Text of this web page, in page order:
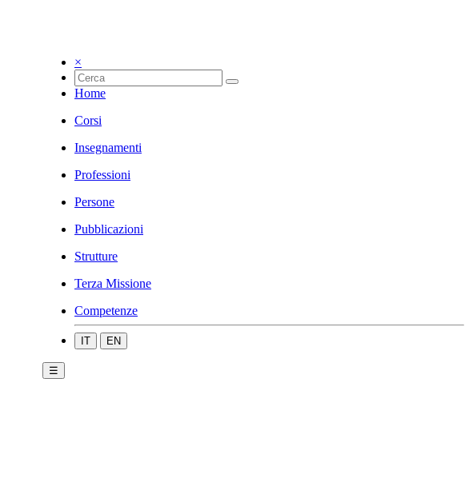
×
Home
Corsi
Insegnamenti
Professioni
Persone
Pubblicazioni
Strutture
Terza Missione
Competenze
IT EN
☰